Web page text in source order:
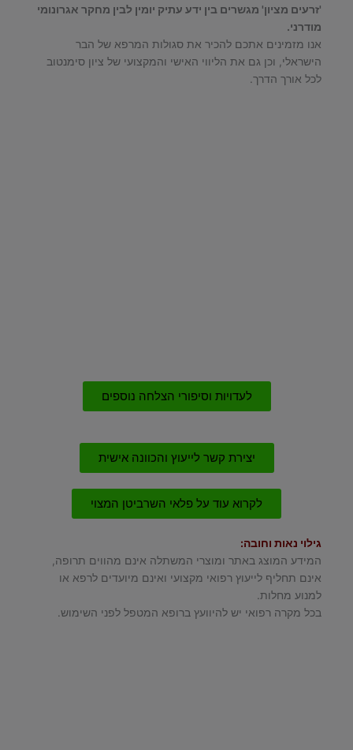
'זרעים מציון' מגשרים בין ידע עתיק יומין לבין מחקר אגרונומי
מודרני.
אנו מזמינים אתכם להכיר את סגולות המרפא של הבר
הישראלי, וכן גם את הליווי האישי והמקצועי של ציון סימנטוב
לכל אורך הדרך.
לעדויות וסיפורי הצלחה נוספים
יצירת קשר לייעוץ והכוונה אישית
לקרוא עוד על פלאי השרביטן המצוי
גילוי נאות וחובה:
המידע המוצג באתר ומוצרי המשתלה אינם מהווים תרופה,
אינם תחליף לייעוץ רפואי מקצועי ואינם מיועדים לרפא או
למנוע מחלות.
בכל מקרה רפואי יש להיוועץ ברופא המטפל לפני השימוש.